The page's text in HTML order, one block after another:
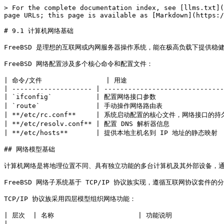
> For the complete documentation index, see [llms.txt](https://book.bsdcn.org/llms.txt). Markdown versions of documentation pages are available by appending `.md` to page URLs; this page is available as [Markdown](https://book.bsdcn.org/di-9-zhang-wang-luo-guan-li/di-9.1-jie-ji-suan-ji-wang-luo-ji-chu.md).

# 9.1 计算机网络基础

FreeBSD 是理想的互联网或内网服务器操作系统，能在极高负载下提供稳健的网络服务，并高效使用内存，在数千个并发用户进程下保持良好响应时间。

FreeBSD 网络配置涉及多个核心命令和配置文件：

| 命令/文件                | 用途                             |
| -------------------- | ------------------------------ |
| `ifconfig`           | 配置网络接口参数                       |
| `route`              | 手动操作网络路由表                      |
| **/etc/rc.conf**     | 系统启动配置的核心文件，网络接口的持久化配置均存储在此文件中 |
| **/etc/resolv.conf** | 配置 DNS 解析器信息                   |
| **/etc/hosts**       | 提供本地主机名到 IP 地址的静态映射            |

## 网络模型基础

计算机网络是将地理位置不同、具有独立功能的多台计算机及其外部设备，通过通信线路连接起来的系统。在网络操作系统、网络管理软件及网络通信协议的管理和协调下，该网络实现资源共享和信息传递。

FreeBSD 网络子系统基于 TCP/IP 协议族实现，遵循互联网协议套件的分层架构。

TCP/IP 协议族采用四层模型组织网络功能：

| 层次  | 名称                     | 功能说明                                                                                                                                                         |
| --- | ---------------------- | ------------------------------------------------------------------------------------------------------------------------------------------------------------ |
| 第一层 | 网络接口层（Link Layer）      | 负责在物理网络介质上发送和接收数据帧，处理硬件地址（MAC 地址）解析。该层对应 FreeBSD 中的网络接口驱动程序，其配置由 `ifconfig` 命令管理。以太网帧的发送和接收、地址解析（ARP，Address Resolution Protocol）均在该层完成                      |
| 第二层 | 互联网层（Internet Layer）   | 负责数据包的路由和转发，核心协议为 IP（Internet Protocol），同时处理逻辑寻址（IP 地址）、分片与重组、路由选择等功能。路由表管理和 `route` 命令操作均属于该层                                                               |
| 第三层 | 传输层（Transport Layer）   | 提供端到端的通信服务，主要协议为 TCP（Transmission Control Protocol）和 UDP（User Datagram Protocol）。TCP 提供可靠的面向连接传输，UDP 提供无连接的不可靠传输。FreeBSD 实现了多 TCP 栈共存架构，允许系统同时加载多个 TCP 协议栈实现 |
| 第四层 | 应用层（Application Layer） | 包含多种面向用户的网络应用协议，如 HTTP、SSH、DNS、SMTP 等。FreeBSD 通过 Ports 和 pkg 提供了大量网络服务软件                                                                                     |

TCP/IP 四层模型与数据封装过程如下：

![TCP/IP 四层模型与数据封装](/files/SeRFGqhNrFnRtC1pbygQ)

### 参考文献

* Kurose J F, Ross K W. 计算机网络：自顶向下方法（原书第 8 版）\[M]. 陈鸣，译. 北京: 机械工业出版社, 2022. ISBN: 978-7-111-71236-7.

## 识别网络适配器

FreeBSD 支持多种有线和无线网络适配器。查看所用 FreeBSD 版本的硬件兼容性列表，确认网络适配器是否受支持。

### 通过 pciconf 命令识别网络适配器

要获取系统使用的网络适配器，执行以下命令：

```sh
% pciconf -lv | grep -A1 -B3 network
```

输出示例如下：

```sh
em0@pci0:2:1:0:	class=0x020000 rev=0x01 hdr=0x00 vendor=0x8086 device=0x100f subvendor=0x15ad subdevice=0x0750
    vendor     = 'Intel Corporation'
    device     = '82545EM Gigabit Ethernet Controller (Copper)'
    class      = network
    subclass   = ethernet

iwm0@pci0:3:0:0: class=0x028000 rev=0x00 hdr=0x00 vendor=0x8086 device=0x4237 subvendor=0x8086 subdevice=0x1211
    vendor     = 'Intel Corporation'
    device     = 'PRO/Wireless 5100 AGN [Shiloh] Network Connection'
    class      = network
```

`@` 符号前的文本是控制该设备的驱动程序名称。在此示例中，分别是 em(4) 和 iwm(4)。

###